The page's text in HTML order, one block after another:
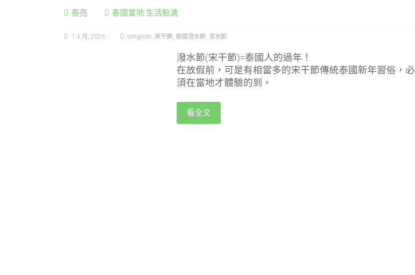
泰亮 泰國當地 生活點滴
1 4 月, 2026 songkran, 宋干節, 泰國潑水節, 潑水節
潑水節(宋干節)=泰國人的過年！
在放假前，可是有相當多的宋干節傳統泰國新年習俗，必
須在當地才體驗的到。
看全文